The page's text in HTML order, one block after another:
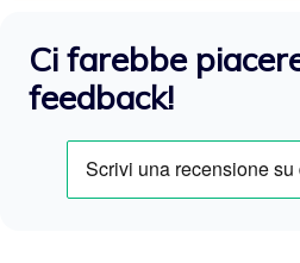
Ci farebbe
feedback!